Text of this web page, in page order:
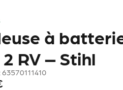
à
RV – Stihl